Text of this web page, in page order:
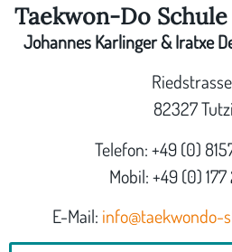
Taekwon-Do
Johannes Karlinger & Iratxe
82327
Telefon: +49 (0)
Mobil: +49 (0)
E-Mail: info@taekwondo-